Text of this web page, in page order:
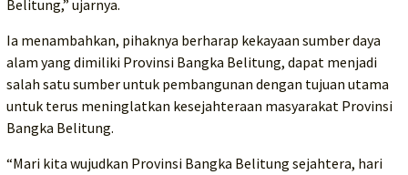
Belitung,” ujarnya.
Ia menambahkan, pihaknya berharap kekayaan sumber daya
alam yang dimiliki Provinsi Bangka Belitung, dapat menjadi
salah satu sumber untuk pembangunan dengan tujuan utama
untuk terus meninglatkan kesejahteraan masyarakat Provinsi
Bangka Belitung.
“Mari kita wujudkan Provinsi Bangka Belitung sejahtera, hari